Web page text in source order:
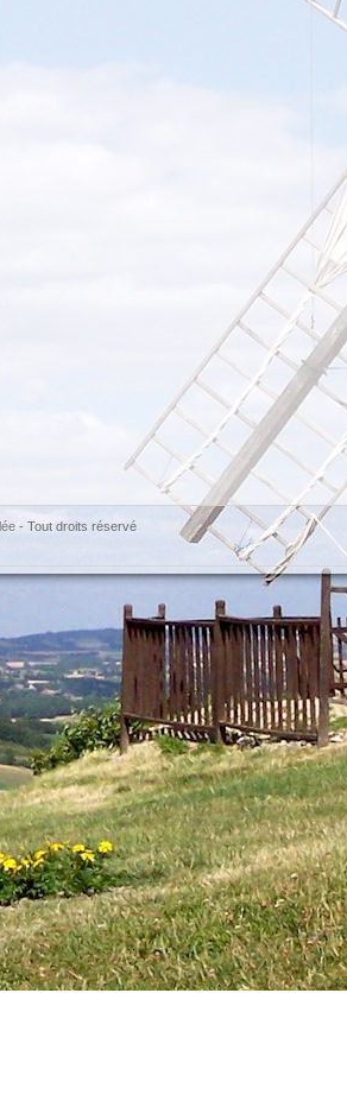
- Tout droits réservé